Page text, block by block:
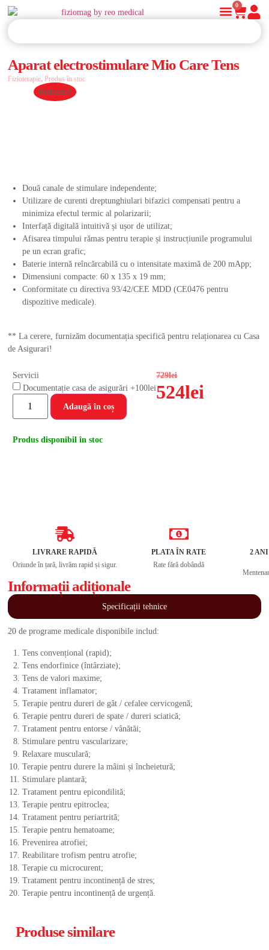
0
Aparat electrostimulare Mio Care Tens
Fizioterapie,Produs în stoc
Reduceri!
Două canale de stimulare independente;
Utilizare de curenti dreptunghiulari bifazici compensati pentru a
minimiza efectul termic al polarizarii;
Interfață digitală intuitivă și ușor de utilizat;
Afisarea timpului rămas pentru terapie și instrucțiunile programului
pe un ecran grafic;
Baterie internă reîncărcabilă cu o intensitate maximă de 200 mApp;
Dimensiuni compacte: 60 x 135 x 19 mm;
Conformitate cu directiva 93/42/CEE MDD (CE0476 pentru
dispozitive medicale).
** La cerere, furnizăm documentația specifică pentru relaționarea cu Casa
de Asigurari!
Servicii
Documentație casa de asigurări +100lei
Adaugă în coș
729lei
524lei
Produs disponibil în stoc
LIVRARE RAPIDĂ
Oriunde în țară, livrăm rapid și sigur.
PLATA ÎN RATE
Rate fără dobândă
2
Informații adiționale
Specificații tehnice
20 de programe medicale disponibile includ:
Tens convențional (rapid);
Tens endorfinice (întârziate);
Tens de valori maxime;
Tratament inflamator;
Terapie pentru dureri de gât / cefalee cervicogenă;
Terapie pentru dureri de spate / dureri sciatică;
Tratament pentru entorse / vânătăi;
Stimulare pentru vascularizare;
Relaxare musculară;
Terapie pentru durere la mâini și încheietură;
Stimulare plantară;
Tratament pentru epicondilită;
Terapie pentru epitroclea;
Tratament pentru periartrită;
Terapie pentru hematoame;
Prevenirea atrofiei;
Reabilitare trofism pentru atrofie;
Terapie cu microcurent;
Tratament pentru incontinență de stres;
Terapie pentru incontinență de urgență.
Produse similare